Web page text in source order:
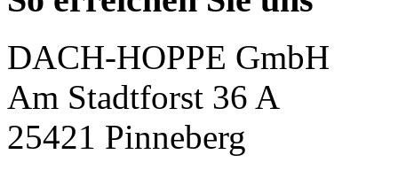
DACH-HOPPE GmbH
Am Stadtforst 36 A
25421 Pinneberg